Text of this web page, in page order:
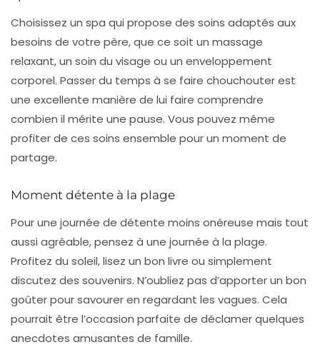
Choisissez un spa qui propose des soins adaptés aux
besoins de votre père, que ce soit un massage
relaxant, un soin du visage ou un enveloppement
corporel. Passer du temps à se faire chouchouter est
une excellente manière de lui faire comprendre
combien il mérite une pause. Vous pouvez même
profiter de ces soins ensemble pour un moment de
partage.
Moment détente à la plage
Pour une journée de détente moins onéreuse mais tout
aussi agréable, pensez à une journée à la plage.
Profitez du soleil, lisez un bon livre ou simplement
discutez des souvenirs. N’oubliez pas d’apporter un bon
goûter pour savourer en regardant les vagues. Cela
pourrait être l’occasion parfaite de déclamer quelques
anecdotes amusantes de famille.